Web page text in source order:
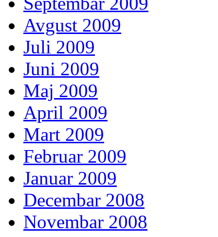
Avgust 2009
Juli 2009
Juni 2009
Maj 2009
April 2009
Mart 2009
Februar 2009
Januar 2009
Decembar 2008
Novembar 2008